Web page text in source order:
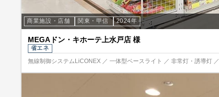
商業施設・店舗 関東・甲信 2024年
MEGAドン・キホーテ上水戸店 様
省エネ
無線制御システムLiCONEX ／ 一体型ベースライト ／ 非常灯・誘導灯